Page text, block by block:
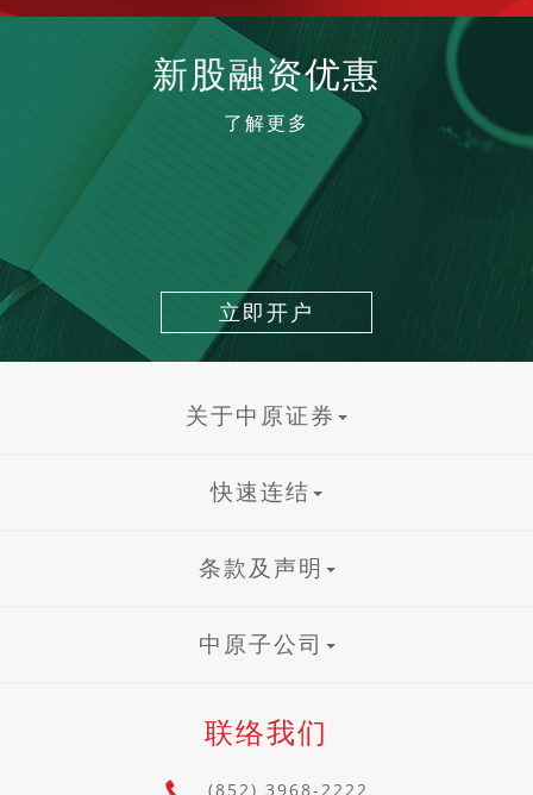
新股融资优惠
了解更多
立即开户
关于中原证券
快速连结
条款及声明
中原子公司
联络我们
(852) 3968-2222